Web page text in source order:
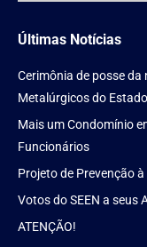
Últimas Notícias
Cerimônia de posse
Metalúrgicos do
Mais um Condomínio
Funcionários
Projeto de Prevenção
Votos do SEEN a seus
ATENÇÃO!